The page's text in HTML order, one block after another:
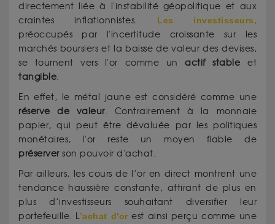
directement liée à l'instabilité géopolitique et aux
craintes inflationnistes. Les investisseurs,
préoccupés par l'incertitude croissante sur les
marchés boursiers et la baisse de valeur des devises,
se tournent vers l'or comme unactif stable et
tangible.
En effet, le métal jaune est considéré comme une
réserve de valeur. Contrairement à la monnaie
papier, qui peut être dévaluée par les politiques
monétaires, l'or reste un moyen fiable de
préserverson pouvoir d'achat.
Par ailleurs, les cours de l’or en direct montrent une
tendance haussière constante, attirant de plus en
plus d’investisseurs souhaitant diversifier leur
portefeuille. L’achat d'orest ainsi perçu comme une